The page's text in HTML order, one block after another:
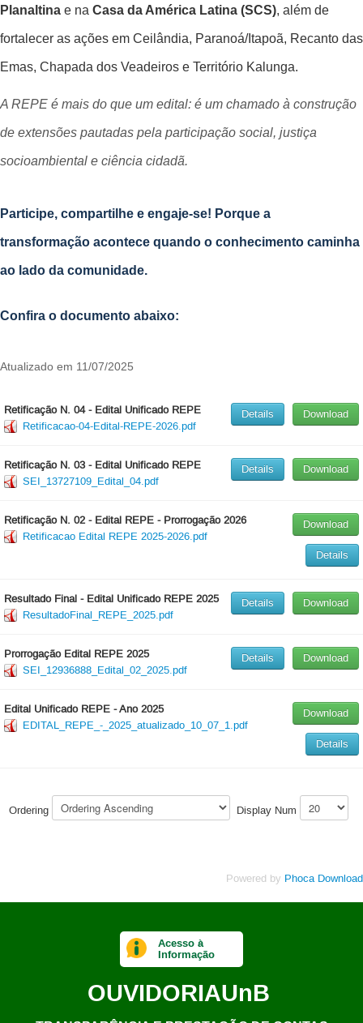
Planaltina e na Casa da América Latina (SCS), além de
fortalecer as ações em Ceilândia, Paranoá/Itapoã, Recanto das
Emas, Chapada dos Veadeiros e Território Kalunga.
A REPE é mais do que um edital: é um chamado à construção
de extensões pautadas pela participação social, justiça
socioambiental e ciência cidadã.
Participe, compartilhe e engaje-se! Porque a
transformação acontece quando o conhecimento caminha
ao lado da comunidade.
Confira o documento abaixo:
Atualizado em 11/07/2025
Retificação N. 04 - Edital Unificado REPE
Retificacao-04-Edital-REPE-2026.pdf
Download
Details
Retificação N. 03 - Edital Unificado REPE
SEI_13727109_Edital_04.pdf
Download
Details
Retificação N. 02 - Edital REPE - Prorrogação 2026
Retificacao Edital REPE 2025-2026.pdf
Download
Details
Resultado Final - Edital Unificado REPE 2025
ResultadoFinal_REPE_2025.pdf
Download
Details
Prorrogação Edital REPE 2025
SEI_12936888_Edital_02_2025.pdf
Download
Details
Edital Unificado REPE - Ano 2025
EDITAL_REPE_-_2025_atualizado_10_07_1.pdf
Download
Details
Ordering Display Num
Powered by Phoca Download
Acesso à
Informação
OUVIDORIAUnB